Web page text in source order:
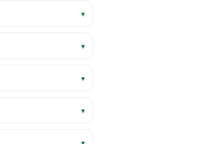
▾
▾
▾
▾